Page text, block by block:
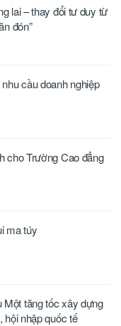
lai – thay đổi tư duy từ
đón”
cầu doanh nghiệp
cho Trường Cao đẳng
ma túy
tăng tốc xây dựng
hội nhập quốc tế